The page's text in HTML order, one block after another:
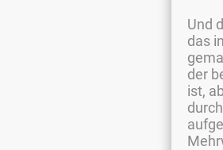
Und
das
der
ist,